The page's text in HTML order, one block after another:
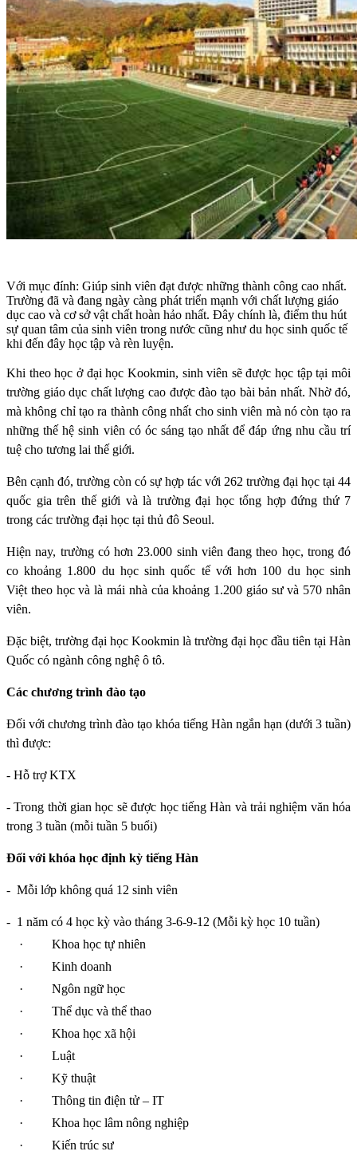
Với mục đính: Giúp sinh viên đạt được những thành công cao nhất.
Trường đã và đang ngày càng phát triển mạnh với chất lượng giáo
dục cao và cơ sở vật chất hoàn hảo nhất. Đây chính là, điểm thu hút
sự quan tâm của sinh viên trong nước cũng như du học sinh quốc tế
khi đến đây học tập và rèn luyện.
Khi theo học ở đại học Kookmin, sinh viên sẽ được học tập tại môi
trường giáo dục chất lượng cao được đào tạo bài bản nhất. Nhờ đó,
mà không chỉ tạo ra thành công nhất cho sinh viên mà nó còn tạo ra
những thế hệ sinh viên có óc sáng tạo nhất để đáp ứng nhu cầu trí
tuệ cho tương lai thế giới.
Bên cạnh đó, trường còn có sự hợp tác với 262 trường đại học tại 44
quốc gia trên thế giới và là trường đại học tổng hợp đứng thứ 7
trong các trường đại học tại thủ đô Seoul.
Hiện nay, trường có hơn 23.000 sinh viên đang theo học, trong đó
co khoảng 1.800 du học sinh quốc tế với hơn 100 du học sinh
Việt theo học và là mái nhà của khoảng 1.200 giáo sư và 570 nhân
viên.
Đặc biệt, trường đại học Kookmin là trường đại học đầu tiên tại Hàn
Quốc có ngành công nghệ ô tô.
Các chương trình đào tạo
Đối với chương trình đào tạo khóa tiếng Hàn ngắn hạn (dưới 3 tuần)
thì được:
- Hỗ trợ KTX
- Trong thời gian học sẽ được học tiếng Hàn và trải nghiệm văn hóa
trong 3 tuần (mỗi tuần 5 buổi)
Đối với khóa học định kỳ tiếng Hàn
- Mỗi lớp không quá 12 sinh viên
- 1 năm có 4 học kỳ vào tháng 3-6-9-12 (Mỗi kỳ học 10 tuần)
·
Khoa học tự nhiên
·
Kinh doanh
·
Ngôn ngữ học
·
Thể dục và thể thao
·
Khoa học xã hội
·
Luật
·
Kỹ thuật
·
Thông tin điện tử – IT
·
Khoa học lâm nông nghiệp
·
Kiến trúc sư